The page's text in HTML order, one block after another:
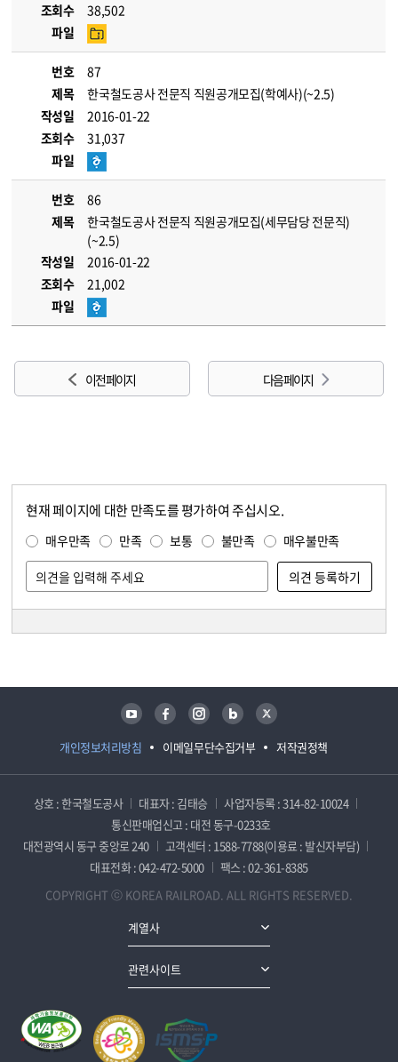
조회수
38,502
파일
번호
87
제목
한국철도공사 전문직 직원공개모집(학예사)(~2.5)
작성일
2016-01-22
조회수
31,037
파일
번호
86
제목
한국철도공사 전문직 직원공개모집(세무담당 전문직)
(~2.5)
작성일
2016-01-22
조회수
21,002
파일
이전 페이지 다음 페이지
현재 페이지에 대한 만족도를 평가하여 주십시오.
매우만족 만족 보통 불만족 매우불만족
개인정보처리방침 이메일무단수집거부 저작권정책
유튜브 페이스북 인스타그램 블로그 트위터
상호 : 한국철도공사 대표자 : 김태승
사업자등록 : 314-82-10024
통신판매업신고 : 대전 동구-0233호
대전광역시 동구 중앙로 240
고객센터 : 1588-7788(이용료 : 발신자부담)
대표전화 : 042-472-5000
팩스 : 02-361-8385
COPYRIGHT ⓒ KOREA RAILROAD. ALL RIGHTS RESERVED.
계열사
관련사이트